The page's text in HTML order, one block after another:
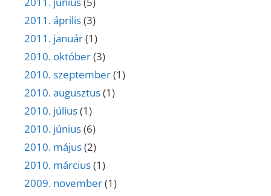
2011. április(3)
2011. január(1)
2010. október(3)
2010. szeptember(1)
2010. augusztus(1)
2010. július(1)
2010. június(6)
2010. május(2)
2010. március(1)
2009. november(1)